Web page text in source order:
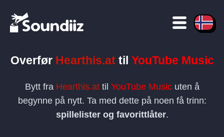
Overfør Hearthis.attil YouTube Music
Bytt fra Hearthis.attil YouTube Musicuten å
begynne på nytt. Ta med dette på noen få trinn:
spillelister og favorittlåter.